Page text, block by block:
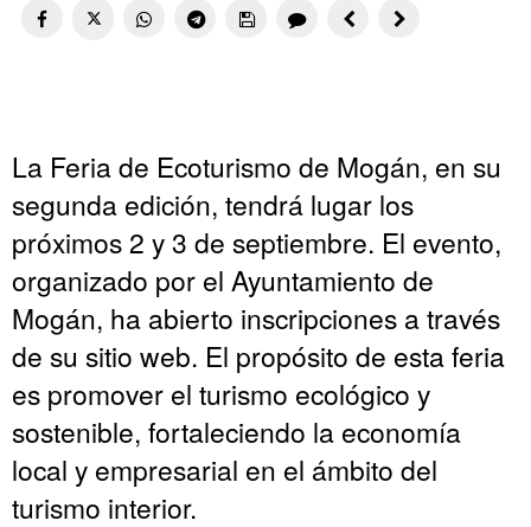
La Feria de Ecoturismo de Mogán, en su
segunda edición, tendrá lugar los
próximos 2 y 3 de septiembre. El evento,
organizado por el Ayuntamiento de
Mogán, ha abierto inscripciones a través
de su sitio web. El propósito de esta feria
es promover el turismo ecológico y
sostenible, fortaleciendo la economía
local y empresarial en el ámbito del
turismo interior.